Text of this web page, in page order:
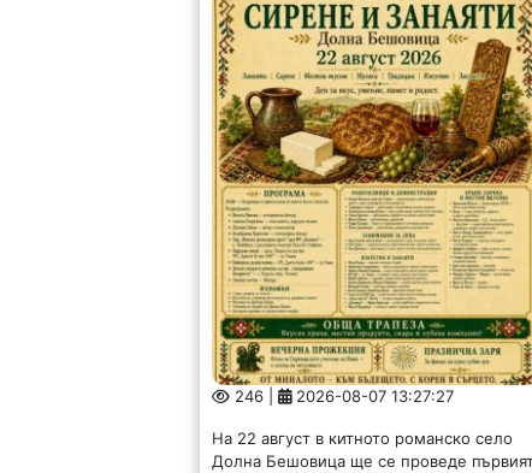
246 | 2026-08-07 13:27:27
На 22 август в китното романско село
Долна Бешовица ще се проведе